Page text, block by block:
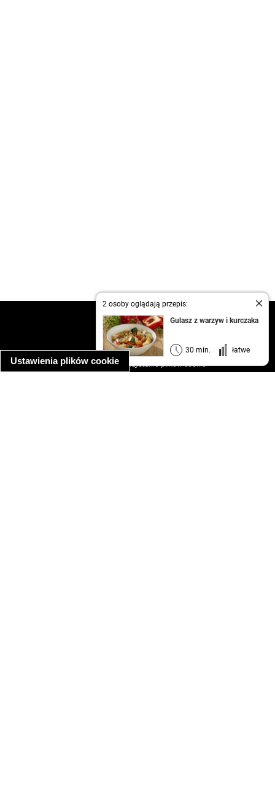
Ustawienia plików cookie
2 osoby oglądają przepis:
Gulasz z warzyw i kurczaka
30 min. łatwe
kontakt
regulamin
informacja o prywatności
informacja o wykorzystaniu plików cookie